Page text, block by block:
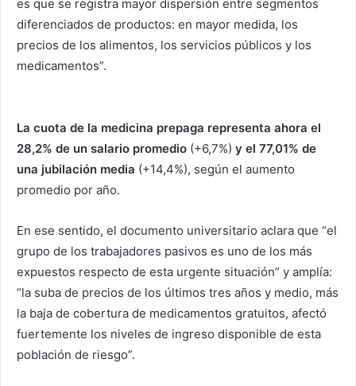
es que se registra mayor dispersión entre segmentos
diferenciados de productos: en mayor medida, los
precios de los alimentos, los servicios públicos y los
medicamentos”.
La cuota de la medicina prepaga representa ahora el
28,2% de un salario promedio (+6,7%) y el 77,01% de
una jubilación media (+14,4%), según el aumento
promedio por año.
En ese sentido, el documento universitario aclara que “el
grupo de los trabajadores pasivos es uno de los más
expuestos respecto de esta urgente situación” y amplía:
“la suba de precios de los últimos tres años y medio, más
la baja de cobertura de medicamentos gratuitos, afectó
fuertemente los niveles de ingreso disponible de esta
población de riesgo”.